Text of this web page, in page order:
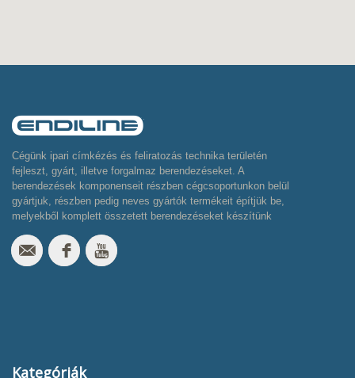
Cégünk ipari címkézés és feliratozás technika területén
fejleszt, gyárt, illetve forgalmaz berendezéseket. A
berendezések komponenseit részben cégcsoportunkon belül
gyártjuk, részben pedig neves gyártók termékeit építjük be,
melyekből komplett összetett berendezéseket készítünk
Kategóriák